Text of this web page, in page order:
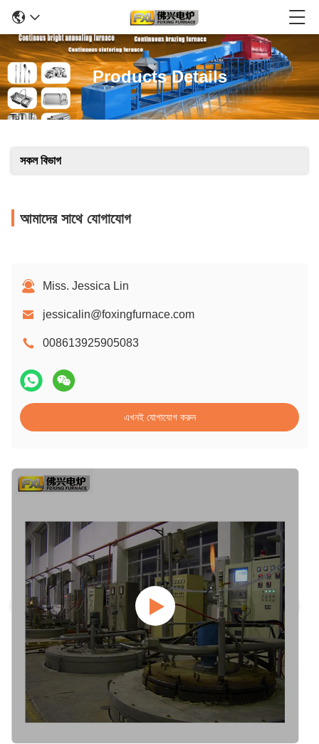
Products Details
সকল বিভাগ
আমাদের সাথে যোগাযোগ
Miss. Jessica Lin
jessicalin@foxingfurnace.com
008613925905083
এখনই যোগাযোগ করুন